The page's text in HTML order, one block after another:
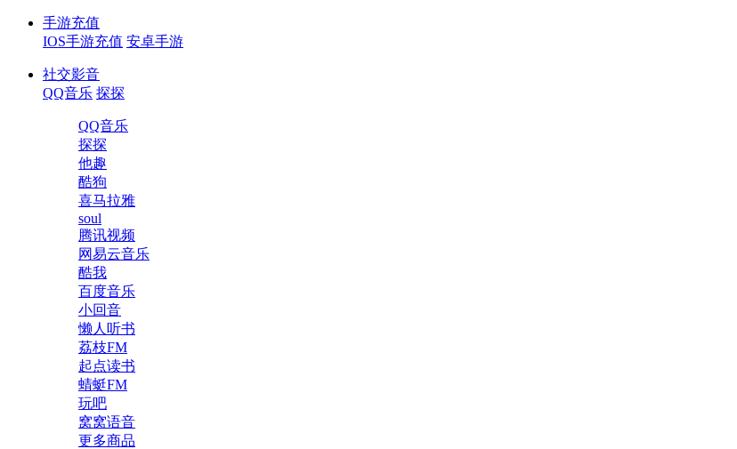
手游充值
IOS手游充值 安卓手游
社交影音
QQ音乐 探探
QQ音乐
探探
他趣
酷狗
喜马拉雅
soul
腾讯视频
网易云音乐
酷我
百度音乐
小回音
懒人听书
荔枝FM
起点读书
蜻蜓FM
玩吧
窝窝语音
更多商品